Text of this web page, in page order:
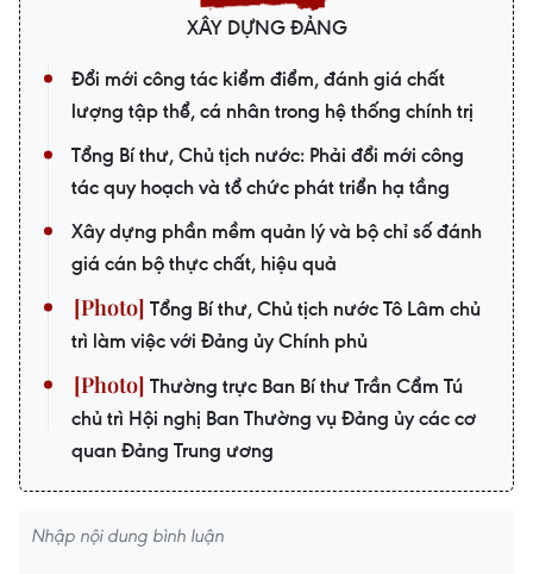
XÂY DỰNG ĐẢNG
Đổi mới công tác kiểm điểm, đánh giá chất
lượng tập thể, cá nhân trong hệ thống chính trị
Tổng Bí thư, Chủ tịch nước: Phải đổi mới công
tác quy hoạch và tổ chức phát triển hạ tầng
Xây dựng phần mềm quản lý và bộ chỉ số đánh
giá cán bộ thực chất, hiệu quả
Tổng Bí thư, Chủ tịch nước Tô Lâm chủ
trì làm việc với Đảng ủy Chính phủ
Thường trực Ban Bí thư Trần Cẩm Tú
chủ trì Hội nghị Ban Thường vụ Đảng ủy các cơ
quan Đảng Trung ương